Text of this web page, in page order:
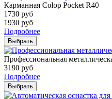
Карманная Colop Pocket R40
1730 руб
1930 руб
Подробнее
Выбрать
Профессиональная
3190 руб
Подробнее
Выбрать